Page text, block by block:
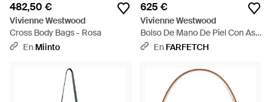
482,50 €
Vivienne Westwood
Cross Body Bags - Rosa
En Miinto
625 €
Vivienne Westwood
Bolso De Mano De Piel Con Asa
- Negro
En FARFETCH